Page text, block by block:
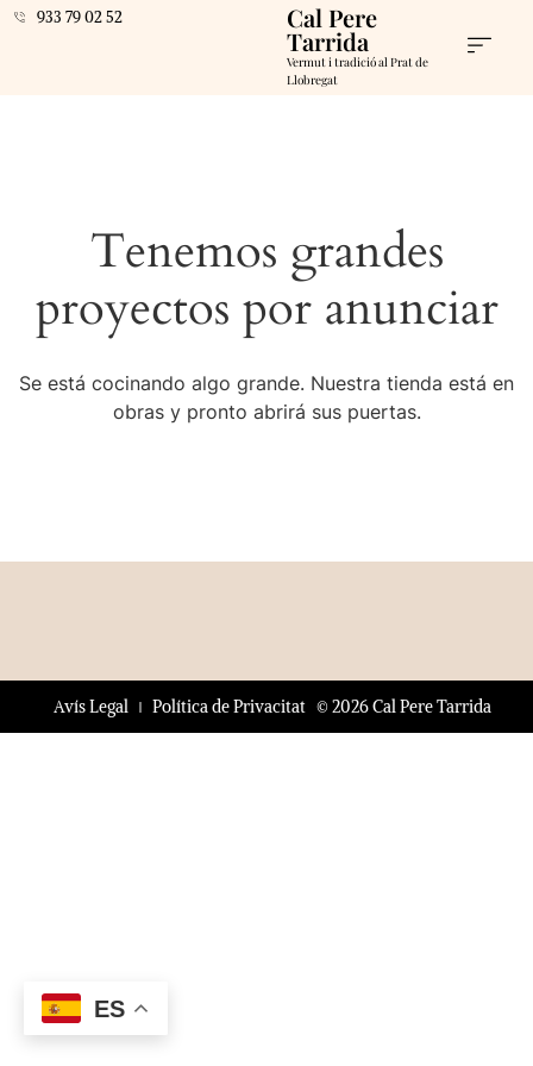
933 79 02 52 Cal Pere
Tarrida
Vermut i tradició al Prat de
Llobregat
Tenemos grandes
proyectos por anunciar
Se está cocinando algo grande. Nuestra tienda está en
obras y pronto abrirá sus puertas.
© 2026 Cal Pere Tarrida
Avís Legal Política de Privacitat
ES